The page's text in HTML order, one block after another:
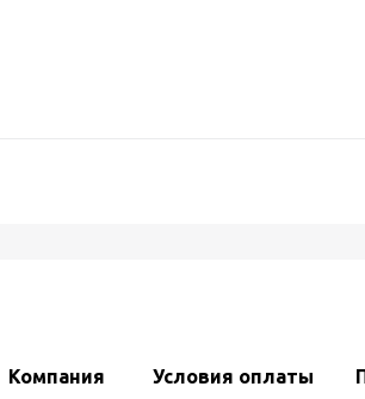
Компания
Условия оплаты